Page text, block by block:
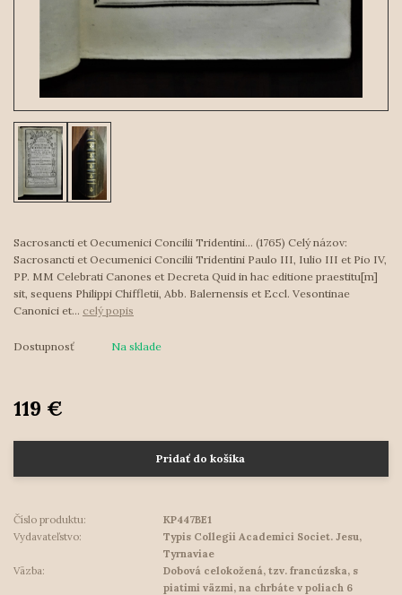
Sacrosancti et Oecumenici Concilii Tridentini... (1765) Celý názov:
Sacrosancti et Oecumenici Concilii Tridentini Paulo III, Iulio III et Pio IV,
PP. MM Celebrati Canones et Decreta Quid in hac editione praestitu[m]
sit, sequens Philippi Chiffletii, Abb. Balernensis et Eccl. Vesontinae
Canonici et... celý popis
Dostupnosť Na sklade
119 €
Pridať do košíka
Číslo produktu:
KP447BE1
Vydavateľstvo:
Typis Collegii Academici Societ. Jesu,
Tyrnaviae
Väzba:
Dobová celokožená, tzv. francúzska, s
piatimi väzmi, na chrbáte v poliach 6